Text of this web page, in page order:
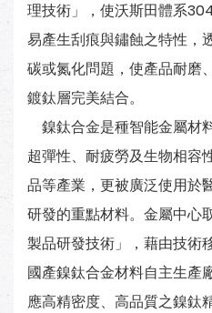
理技術」，使沃斯田體系
易產生刮痕與鏽蝕之特性，
碳或氮化問題，使產品耐磨
鍍鈦層完美結合。
鎳鈦合金是種智能金屬材
超彈性、耐疲勞及生物相容
品等產業，更被廣泛使用於
研發的重點材料。金屬中心
製品研發技術」，藉由技術
國產鎳鈦合金材料自主生產
應高精密度、高品質之鎳鈦